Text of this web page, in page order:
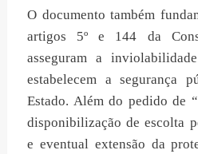
O documento também
artigos 5º e 144 da
asseguram a
estabelecem a segurança
Estado. Além do pedido de
disponibilização de escolta
e eventual extensão da